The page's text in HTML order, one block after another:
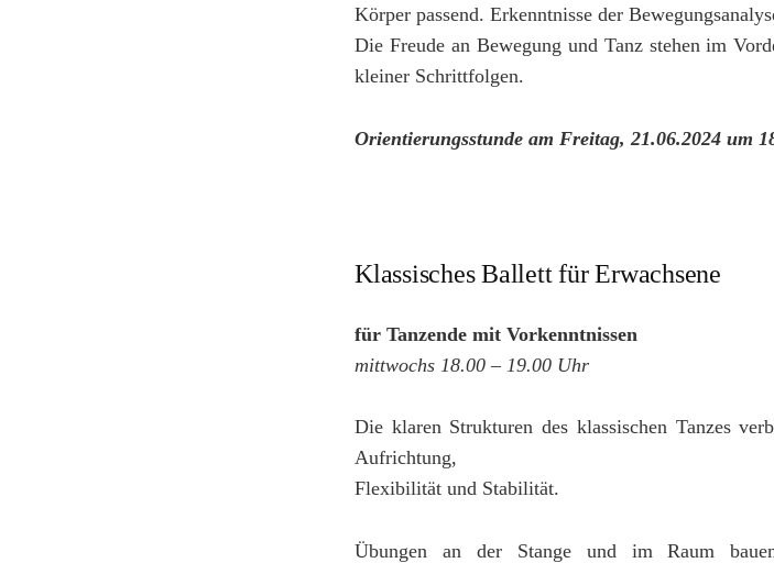
Körper passend. Erkenntnisse der
Die Freude an Bewegung und Tanz stehen im
kleiner Schrittfolgen.
Orientierungsstunde am Freitag, 21.06.2024 um
Klassisches Ballett für Erwachsene
für Tanzende mit Vorkenntnissen
mittwochs 18.00 – 19.00 Uhr
Die klaren Strukturen des klassischen Tanzes
Aufrichtung,
Flexibilität und Stabilität.
Übungen an der Stange und im Raum